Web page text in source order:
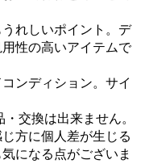
れしいポイント。デ
性の高いアイテムで
ンディション。サイ
交換は出来ません。
方に個人差が生じる
になる点がございま